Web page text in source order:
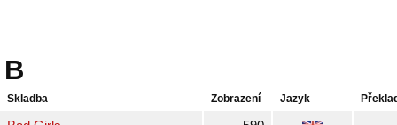
B
Skladba Zobrazení Jazyk